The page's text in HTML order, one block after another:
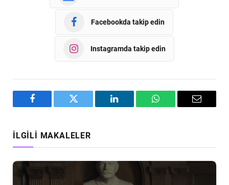
Facebookda takip edin
Instagramda takip edin
Facebook Twitter LinkedIn WhatsAppEmail
İLGILI MAKALELER